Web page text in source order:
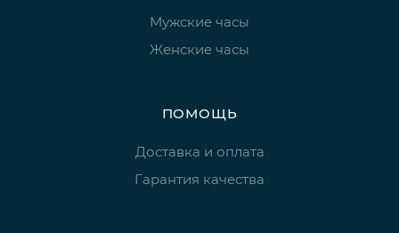
Мужские часы
Женские часы
ПОМОЩЬ
Доставка и оплата
Гарантия качества